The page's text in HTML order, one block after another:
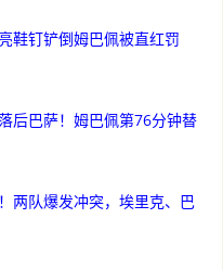
鞋钉铲倒姆巴佩被直红罚
后巴萨！姆巴佩第76分钟替
两队爆发冲突，埃里克、巴